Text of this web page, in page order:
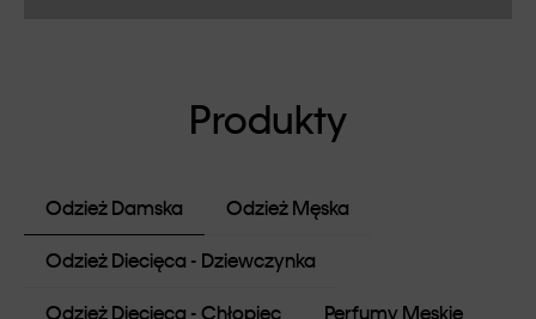
Produkty
Odzież Damska Odzież Męska
Odzież Diecięca - Dziewczynka
Odzież Diecięca - Chłopiec Perfumy Męskie